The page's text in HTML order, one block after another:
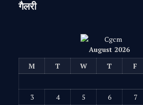
गैलरी
August 2026
M
T W T F
3
4 5 6 7